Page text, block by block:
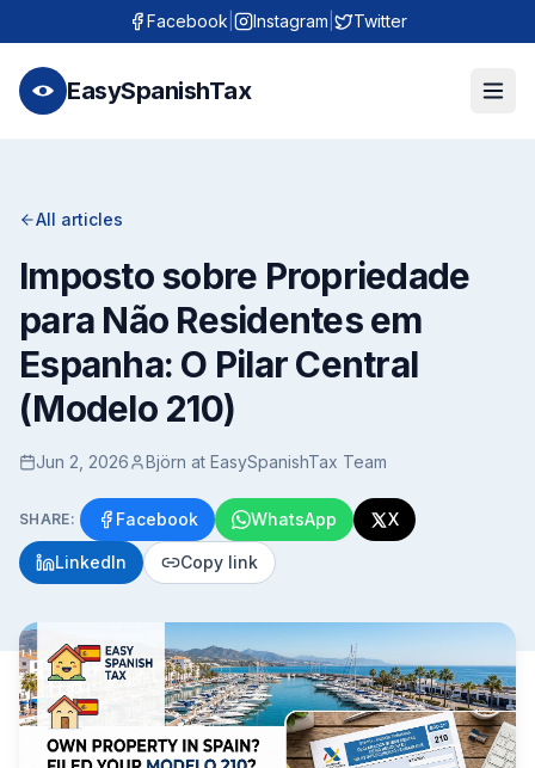
Facebook Instagram Twitter
EasySpanishTax
All articles
Imposto sobre Propriedade
para Não Residentes em
Espanha: O Pilar Central
(Modelo 210)
Jun 2, 2026 Björn at EasySpanishTax Team
SHARE: Facebook WhatsApp X
LinkedIn Copy link